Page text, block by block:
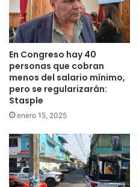
En Congreso hay 40
personas que cobran
menos del salario mínimo,
pero se regularizarán:
Stasple
enero 15, 2025